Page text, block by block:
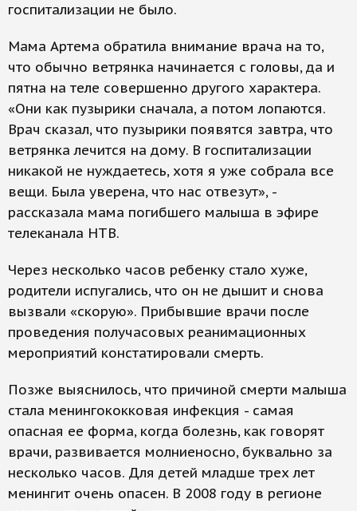
госпитализации не было.
Мама Артема обратила внимание врача на то,
что обычно ветрянка начинается с головы, да и
пятна на теле совершенно другого характера.
«Они как пузырики сначала, а потом лопаются.
Врач сказал, что пузырики появятся завтра, что
ветрянка лечится на дому. В госпитализации
никакой не нуждаетесь, хотя я уже собрала все
вещи. Была уверена, что нас отвезут», -
рассказала мама погибшего малыша в эфире
телеканала НТВ.
Через несколько часов ребенку стало хуже,
родители испугались, что он не дышит и снова
вызвали «скорую». Прибывшие врачи после
проведения получасовых реанимационных
мероприятий констатировали смерть.
Позже выяснилось, что причиной смерти малыша
стала менингококковая инфекция - самая
опасная ее форма, когда болезнь, как говорят
врачи, развивается молниеносно, буквально за
несколько часов. Для детей младше трех лет
менингит очень опасен. В 2008 году в регионе